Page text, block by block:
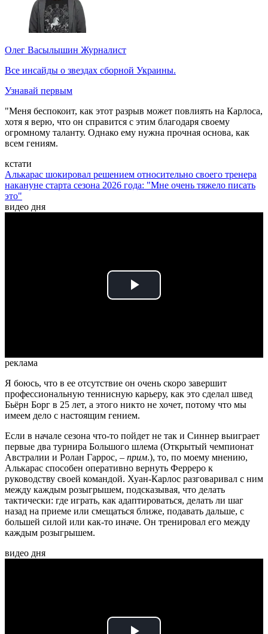
Олег Васылышин Журналист
Все инсайды о звездах сборной Украины.
Узнавай первым
"Меня беспокоит, как этот разрыв может повлиять на Карлоса,
хотя я верю, что он справится с этим благодаря своему
огромному таланту. Однако ему нужна прочная основа, как
всем гениям.
кстати
Алькарас шокировал решением относительно своего тренера
накануне старта сезона 2026 года: "Мне очень тяжело писать
это"
видео дня
Play
реклама
Я боюсь, что в ее отсутствие он очень скоро завершит
профессиональную теннисную карьеру, как это сделал швед
Бьёрн Борг в 25 лет, а этого никто не хочет, потому что мы
имеем дело с настоящим гением.
Если в начале сезона что-то пойдет не так и Синнер выиграет
первые два турнира Большого шлема (Открытый чемпионат
Австралии и Ролан Гаррос, – прим.), то, по моему мнению,
Алькарас способен оперативно вернуть Ферреро к
руководству своей командой. Хуан-Карлос разговаривал с ним
между каждым розыгрышем, подсказывая, что делать
тактически: где играть, как адаптироваться, делать ли шаг
назад на приеме или смещаться ближе, подавать дальше, с
большей силой или как-то иначе. Он тренировал его между
каждым розыгрышем.
видео дня